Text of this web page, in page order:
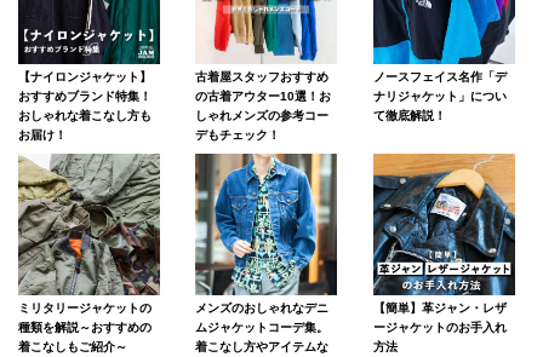
【ナイロンジャケット】
おすすめブランド特集！
おしゃれな着こなし方も
お届け！
古着屋スタッフおすすめ
の古着アウター10選！お
しゃれメンズの参考コー
デもチェック！
ノースフェイス名作「デ
ナリジャケット」につい
て徹底解説！
ミリタリージャケットの
種類を解説～おすすめの
着こなしもご紹介～
メンズのおしゃれなデニ
ムジャケットコーデ集。
着こなし方やアイテムな
【簡単】革ジャン・レザ
ージャケットのお手入れ
方法